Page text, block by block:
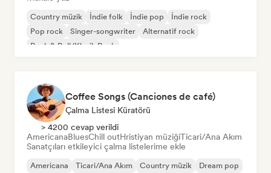
Country müzik İndie folk İndie pop
İndie rock
Pop rock
Singer-songwriter
Alternatif rock
Rock & Roll/Klasik Rock
Coffee Songs (Canciones de café)
Çalma Listesi Küratörü
> 4200 cevap verildi
AmericanaBluesChill outHristiyan müziğiTicari/Ana Akım
Sanatçıları etkileyici çalma listelerime ekle
Americana Ticari/Ana Akım Country müzik
Dream pop